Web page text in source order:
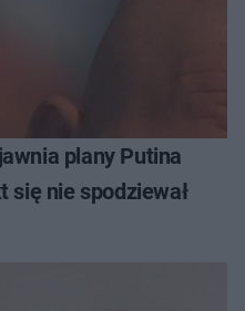
plany Putina
się nie spodziewał